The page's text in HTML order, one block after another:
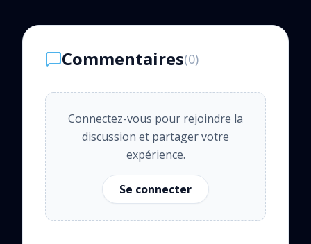
Commentaires(0)
Connectez-vous pour rejoindre la
discussion et partager votre
expérience.
Se connecter